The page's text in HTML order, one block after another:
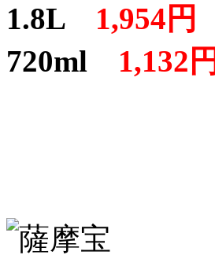
1.8L 1,954円
720ml 1,132円